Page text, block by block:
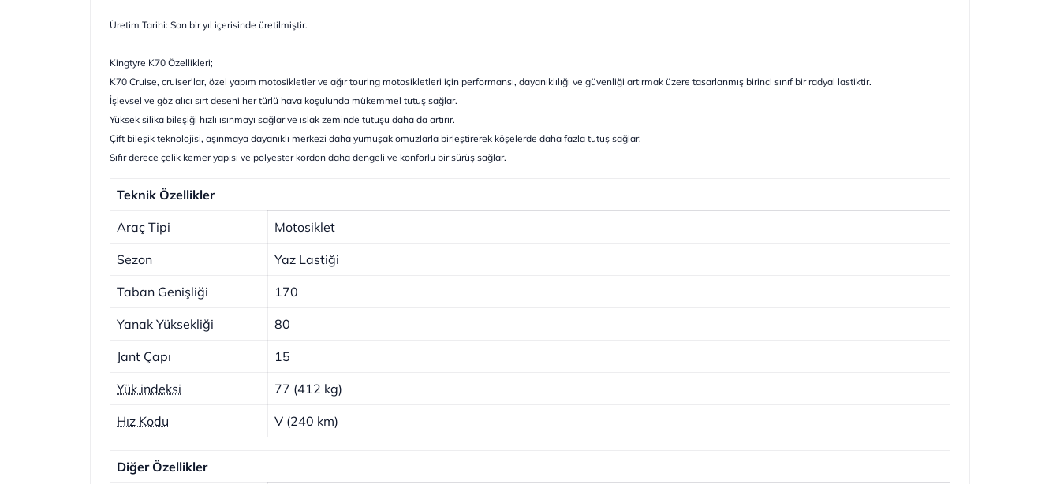
Üretim Tarihi: Son bir yıl içerisinde üretilmiştir.
Kingtyre K70 Özellikleri;
K70 Cruise, cruiser'lar, özel yapım motosikletler ve ağır touring motosikletleri için performansı, dayanıklılığı ve güvenliği artırmak üzere tasarlanmış birinci sınıf bir radyal lastiktir.
İşlevsel ve göz alıcı sırt deseni her türlü hava koşulunda mükemmel tutuş sağlar.
Yüksek silika bileşiği hızlı ısınmayı sağlar ve ıslak zeminde tutuşu daha da artırır.
Çift bileşik teknolojisi, aşınmaya dayanıklı merkezi daha yumuşak omuzlarla birleştirerek köşelerde daha fazla tutuş sağlar.
Sıfır derece çelik kemer yapısı ve polyester kordon daha dengeli ve konforlu bir sürüş sağlar.
Teknik Özellikler
Araç Tipi Motosiklet
Sezon Yaz Lastiği
Taban Genişliği 170
Yanak Yüksekliği 80
Jant Çapı 15
Yük indeksi 77 (412 kg)
Hız Kodu V (240 km)
Diğer Özellikler